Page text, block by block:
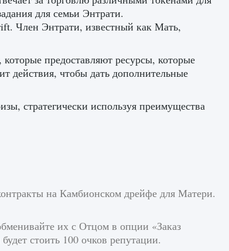
для семьи Энтрати.
Член Энтрати, известный как Мать,
предоставляют ресурсы, которые
действия, чтобы дать дополнительные
стратегически используя преимущества
на Камбионском дрейфе для Матери.
их с Отцом в опции «Заказ
стоить 100 очков репутации.